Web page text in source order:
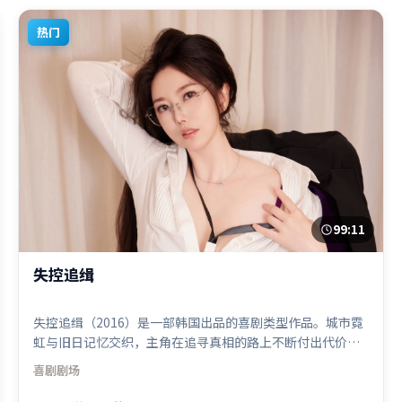
热门
99:11
失控追缉
失控追缉（2016）是一部韩国出品的喜剧类型作品。城市霓
虹与旧日记忆交织，主角在追寻真相的路上不断付出代价。
视听风格统一而富有实验感，配乐与画面情绪贴合。由程耳
执导，弗洛伦丝·皮尤、白宇、刘亦菲，基里安·墨菲、易
喜剧剧场